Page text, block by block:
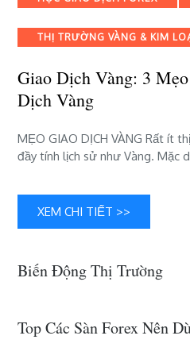
đầu
dịch
THỊ TRƯỜNG VÀNG & KIM
Giao Dịch Vàng: 3
Dịch Vàng
MẸO GIAO DỊCH VÀNG Rất ít
đầy tính lịch sử như Vàng. Mặc
XEM CHI TIẾT >>
Biến Động Thị Trường
Top Các Sàn Forex Nên